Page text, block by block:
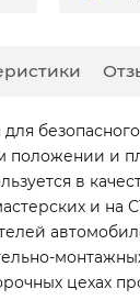
положении и
в
и на
цехах